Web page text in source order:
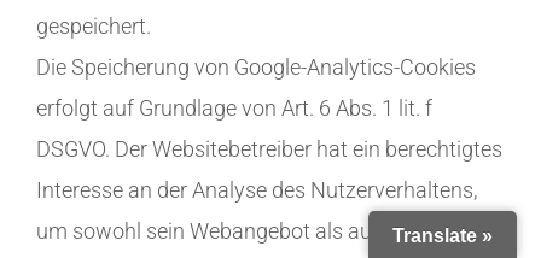
gespeichert.
Die Speicherung von Google-Analytics-Cookies
erfolgt auf Grundlage von Art. 6 Abs. 1 lit. f
DSGVO. Der Websitebetreiber hat ein berechtigtes
Interesse an der Analyse des Nutzerverhaltens,
um sowohl sein Webangebot als auch seine
Translate »